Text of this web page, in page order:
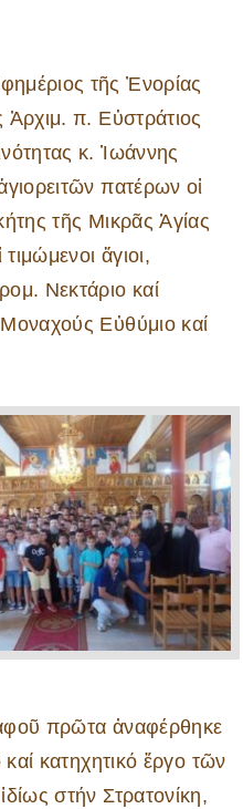
τῆς Ἐνορίας
Ἀρχιμ. π. Εὐστράτιος
κ. Ἰωάννης
πατέρων οἱ
τῆς Μικρᾶς Ἁγίας
ἅγιοι,
Νεκτάριο καί
Εὐθύμιο καί
πρῶτα ἀναφέρθηκε
καί κατηχητικό ἔργο τῶν
στήν Στρατονίκη,